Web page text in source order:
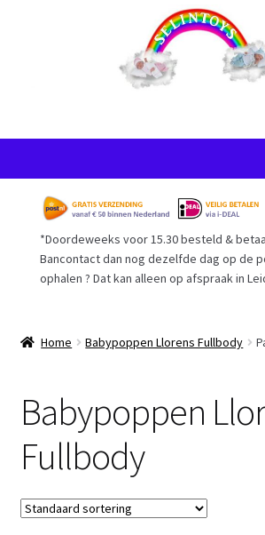
naar
navigatie
inhoud
Startpagina
Voorwaarden
Afrekenen
*Doordeweeks voor 15.30 besteld &
Bancontact dan nog dezelfde dag op de
ophalen ? Dat kan alleen op afspraak in
Home Babypoppen Llorens Fullbody
Babypoppen
Fullbody